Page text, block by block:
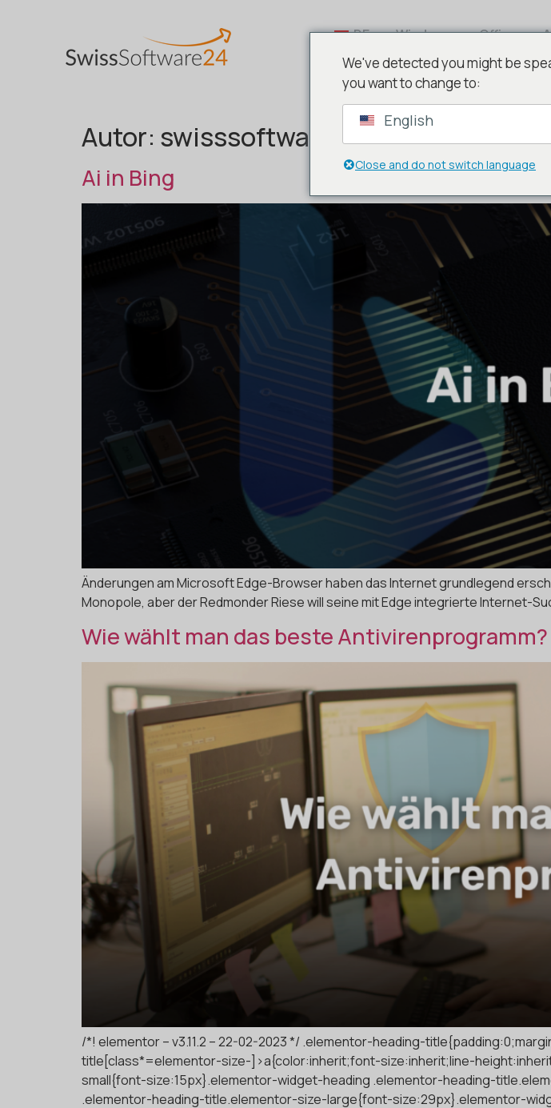
DE Windows Office
Autor: swisssoftware
Ai in Bing
Änderungen am Microsoft Edge-Browser haben das Internet grundlegend
Monopole, aber der Redmonder Riese will seine mit Edge integrierte Internet-
Wie wählt man das beste Antivirenprogramm?
/*! elementor – v3.11.2 – 22-02-2023 */ .elementor-heading-
title[class*=elementor-size-]>a{color:inherit;font-size:inherit;line-
small{font-size:15px}.elementor-widget-heading .elementor-heading-
.elementor-heading-title.elementor-size-large{font-size:29px}.elementor-
We've detected you might be
you want to change to:
English
Close and do not switch language